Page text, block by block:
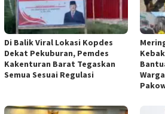
Di Balik Viral Lokasi Kopdes
Dekat Pekuburan, Pemdes
Kakenturan Barat Tegaskan
Semua Sesuai Regulasi